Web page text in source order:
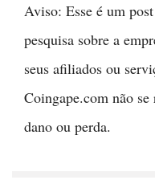
Aviso: Esse é um
pesquisa sobre a
seus afiliados ou
Coingape.com não
dano ou perda.